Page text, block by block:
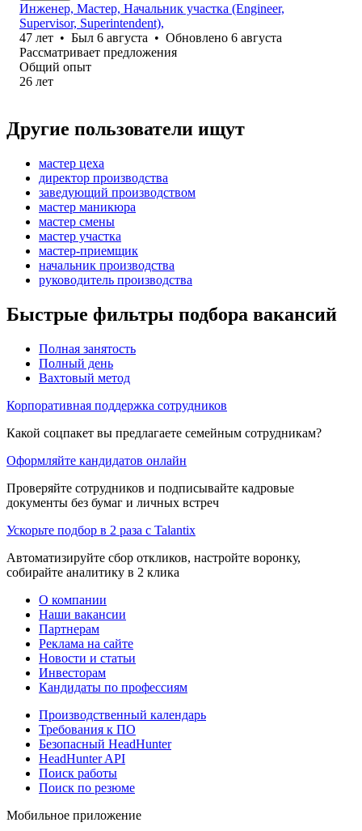
Инженер, Мастер, Начальник участка (Engineer,
Supervisor, Superintendent),
47 лет • Был 6 августа • Обновлено 6 августа
Рассматривает предложения
Общий опыт
26 лет
Другие пользователи ищут
мастер цеха
директор производства
заведующий производством
мастер маникюра
мастер смены
мастер участка
мастер-приемщик
начальник производства
руководитель производства
Быстрые фильтры подбора вакансий
Полная занятость
Полный день
Вахтовый метод
Корпоративная поддержка сотрудников
Какой соцпакет вы предлагаете семейным сотрудникам?
Оформляйте кандидатов онлайн
Проверяйте сотрудников и подписывайте кадровые
документы без бумаг и личных встреч
Ускорьте подбор в 2 раза с Talantix
Автоматизируйте сбор откликов, настройте воронку,
собирайте аналитику в 2 клика
О компании
Наши вакансии
Партнерам
Реклама на сайте
Новости и статьи
Инвесторам
Кандидаты по профессиям
Производственный календарь
Требования к ПО
Безопасный HeadHunter
HeadHunter API
Поиск работы
Поиск по резюме
Мобильное приложение